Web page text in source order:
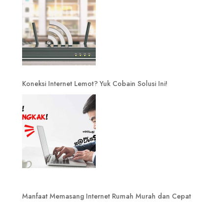
Koneksi Internet Lemot? Yuk Cobain Solusi Ini!
Manfaat Memasang Internet Rumah Murah dan Cepat